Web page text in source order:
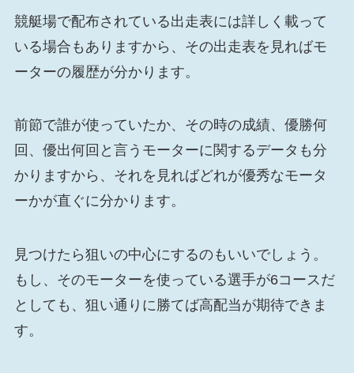
競艇場で配布されている出走表には詳しく載って
いる場合もありますから、その出走表を見ればモ
ーターの履歴が分かります。
前節で誰が使っていたか、その時の成績、優勝何
回、優出何回と言うモーターに関するデータも分
かりますから、それを見ればどれが優秀なモータ
ーかが直ぐに分かります。
見つけたら狙いの中心にするのもいいでしょう。
もし、そのモーターを使っている選手が6コースだ
としても、狙い通りに勝てば高配当が期待できま
す。